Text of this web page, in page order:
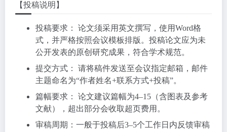
【投稿说明】
投稿要求： 论文须采用英文撰写，使用Word格
式，并严格按照会议模板排版。投稿论文应为未
公开发表的原创研究成果，符合学术规范。
提交方式： 请将稿件发送至会议指定邮箱，邮件
主题命名为“作者姓名+联系方式+投稿”。
篇幅要求： 论文建议篇幅为4–15（含图表及参考
文献），超出部分会收取超页费用。
审稿周期：一般于投稿后3–5个工作日内反馈审稿